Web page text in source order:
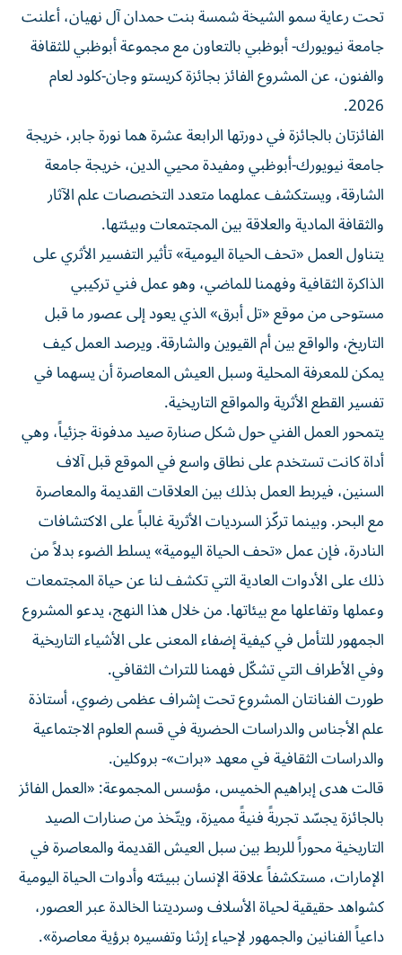
تحت رعاية سمو الشيخة شمسة بنت حمدان آل نهيان، أعلنت
جامعة نيويورك- أبوظبي بالتعاون مع مجموعة أبوظبي للثقافة
والفنون، عن المشروع الفائز بجائزة كريستو وجان-كلود لعام
2026.
الفائزتان بالجائزة في دورتها الرابعة عشرة هما نورة جابر، خريجة
جامعة نيويورك-أبوظبي ومفيدة محيي الدين، خريجة جامعة
الشارقة، ويستكشف عملهما متعدد التخصصات علم الآثار
والثقافة المادية والعلاقة بين المجتمعات وبيئتها.
يتناول العمل «تحف الحياة اليومية» تأثير التفسير الأثري على
الذاكرة الثقافية وفهمنا للماضي، وهو عمل فني تركيبي
مستوحى من موقع «تل أبرق» الذي يعود إلى عصور ما قبل
التاريخ، والواقع بين أم القيوين والشارقة. ويرصد العمل كيف
يمكن للمعرفة المحلية وسبل العيش المعاصرة أن يسهما في
تفسير القطع الأثرية والمواقع التاريخية.
يتمحور العمل الفني حول شكل صنارة صيد مدفونة جزئياً، وهي
أداة كانت تستخدم على نطاق واسع في الموقع قبل آلاف
السنين، فيربط العمل بذلك بين العلاقات القديمة والمعاصرة
مع البحر. وبينما تركّز السرديات الأثرية غالباً على الاكتشافات
النادرة، فإن عمل «تحف الحياة اليومية» يسلط الضوء بدلاً من
ذلك على الأدوات العادية التي تكشف لنا عن حياة المجتمعات
وعملها وتفاعلها مع بيئاتها. من خلال هذا النهج، يدعو المشروع
الجمهور للتأمل في كيفية إضفاء المعنى على الأشياء التاريخية
وفي الأطراف التي تشكّل فهمنا للتراث الثقافي.
طورت الفنانتان المشروع تحت إشراف عظمى رضوي، أستاذة
علم الأجناس والدراسات الحضرية في قسم العلوم الاجتماعية
والدراسات الثقافية في معهد «برات»- بروكلين.
قالت هدى إبراهيم الخميس، مؤسس المجموعة: «العمل الفائز
بالجائزة يجسّد تجربةً فنيةً مميزة، ويتّخذ من صنارات الصيد
التاريخية محوراً للربط بين سبل العيش القديمة والمعاصرة في
الإمارات، مستكشفاً علاقة الإنسان ببيئته وأدوات الحياة اليومية
كشواهد حقيقية لحياة الأسلاف وسرديتنا الخالدة عبر العصور،
داعياً الفنانين والجمهور لإحياء إرثنا وتفسيره برؤية معاصرة».